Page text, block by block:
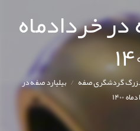
خردادماه
گردشگری صفه/ بیلیارد صفه در